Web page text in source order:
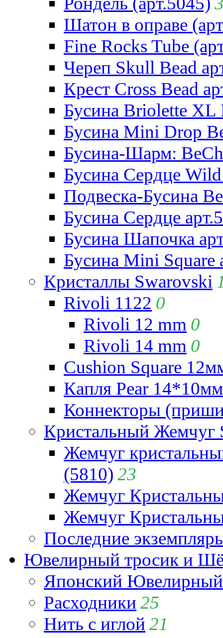
Шатон в оправе
Fine Rocks Tube
Череп Skull Bead
Крест Cross Bead
Бусина Briolette XL
Бусина Mini Drop
Бусина-Шарм:
Бусина Сердце
Подвеска-Бусина
Бусина Сердце
Бусина Шапочка
Бусина Mini Square
Кристаллы Swarovski
Rivoli 1122 0
Rivoli 12 mm 0
Rivoli 14 mm 0
Cushion Square
Капля Pear
Коннекторы
Кристальный Жемчуг
Жемчуг
(5810) 23
Жемчуг
Жемчуг
Последние
Ювелирный тросик и
Японский
Расходники 25
Нить с иглой 21